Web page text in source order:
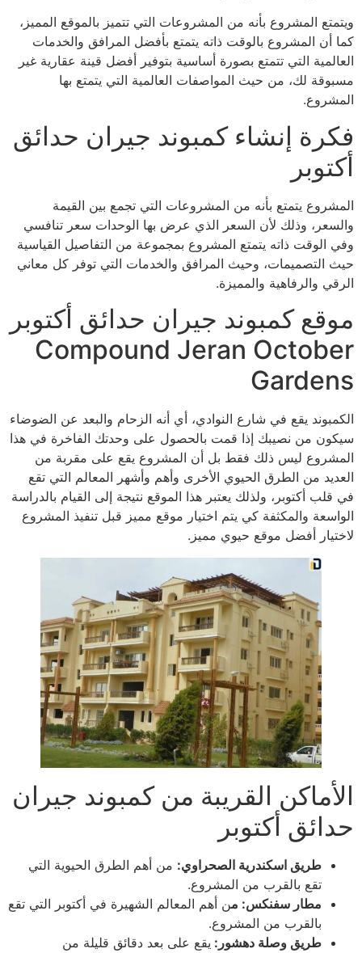
ويتمتع المشروع بأنه من المشروعات التي تتميز بالموقع المميز،
كما أن المشروع بالوقت ذاته يتمتع بأفضل المرافق والخدمات
العالمية التي تتمتع بصورة أساسية بتوفير أفضل قينة عقارية غير
مسبوقة لك، من حيث المواصفات العالمية التي يتمتع بها
المشروع.
فكرة إنشاء كمبوند جيران حدائق
أكتوبر
المشروع يتمتع بأنه من المشروعات التي تجمع بين القيمة
والسعر، وذلك لأن السعر الذي عرض بها الوحدات سعر تنافسي
وفي الوقت ذاته يتمتع المشروع بمجموعة من التفاصيل القياسية
حيث التصميمات، وحيث المرافق والخدمات التي توفر كل معاني
الرقي والرفاهية والمميزة.
موقع كمبوند جيران حدائق أكتوبر
Compound Jeran October
Gardens
الكمبوند يقع في شارع النوادي، أي أنه الزحام والبعد عن الضوضاء
سيكون من نصيبك إذا قمت بالحصول على وحدتك الفاخرة في هذا
المشروع ليس ذلك فقط بل أن المشروع يقع على مقربة من
العديد من الطرق الحيوي الأخرى وأهم وأشهر المعالم التي تقع
في قلب أكتوبر، ولذلك يعتبر هذا الموقع نتيجة إلى القيام بالدراسة
الواسعة والمكثفة كي يتم اختيار موقع مميز قبل تنفيذ المشروع
لاختيار أفضل موقع حيوي مميز.
الأماكن القريبة من كمبوند جيران
حدائق أكتوبر
طريق اسكندرية الصحراوي: من أهم الطرق الحيوية التي
تقع بالقرب من المشروع.
مطار سفنكس: من أهم المعالم الشهيرة في أكتوبر التي تقع
بالقرب من المشروع.
طريق وصلة دهشور: يقع على بعد دقائق قليلة من